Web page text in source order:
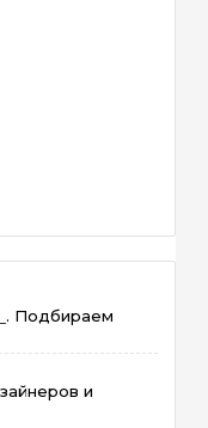
. Подбираем
и